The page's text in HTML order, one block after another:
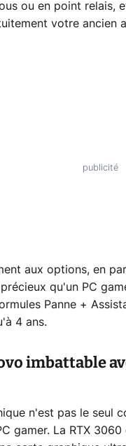
ou en point relais,
votre ancien
aux options, en
qu'un PC
Panne +
4 ans.
imbattable
n'est pas le seul
gamer. La RTX 3060